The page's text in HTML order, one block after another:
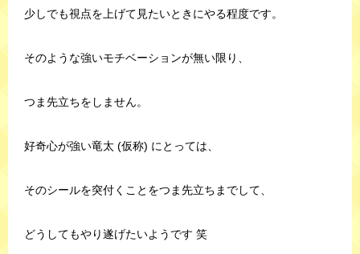
少しでも視点を上げて見たいときにやる程度です。
そのような強いモチベーションが無い限り、
つま先立ちをしません。
好奇心が強い竜太 (仮称) にとっては、
そのシールを突付くことをつま先立ちまでして、
どうしてもやり遂げたいようです 笑